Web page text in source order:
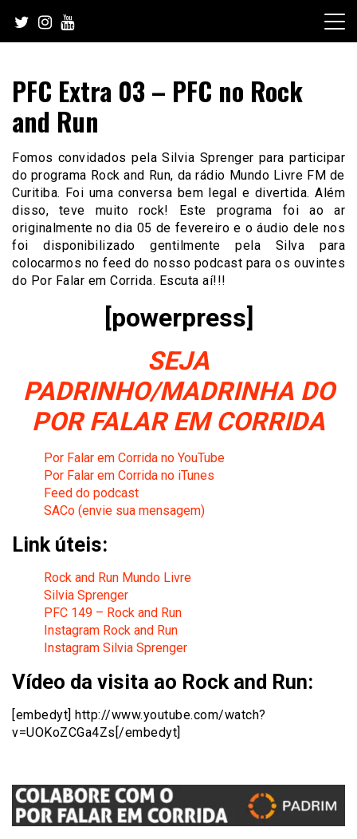
content
PFC Extra 03 – PFC no Rock
and Run
Fomos convidados pela Silvia Sprenger para participar
do programa Rock and Run, da rádio Mundo Livre FM de
Curitiba. Foi uma conversa bem legal e divertida. Além
disso, teve muito rock! Este programa foi ao ar
originalmente no dia 05 de fevereiro e o áudio dele nos
foi disponibilizado gentilmente pela Silva para
colocarmos no feed do nosso podcast para os ouvintes
do Por Falar em Corrida. Escuta aí!!!
[powerpress]
SEJA
PADRINHO/MADRINHA DO
POR FALAR EM CORRIDA
Por Falar em Corrida no YouTube
Por Falar em Corrida no iTunes
Feed do podcast
SACo (envie sua mensagem)
Link úteis:
Rock and Run Mundo Livre
Silvia Sprenger
PFC 149 – Rock and Run
Instagram Rock and Run
Instagram Silvia Sprenger
Vídeo da visita ao Rock and Run:
[embedyt] http://www.youtube.com/watch?
v=UOKoZCGa4Zs[/embedyt]